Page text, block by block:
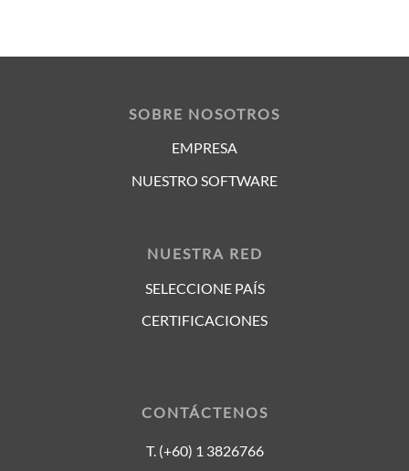
SOBRE NOSOTROS
EMPRESA
NUESTRO SOFTWARE
NUESTRA RED
SELECCIONE PAÍS
CERTIFICACIONES
CONTÁCTENOS
T. (+60) 1 3826766